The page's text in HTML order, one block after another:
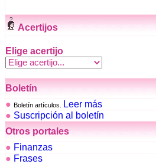
Acertijos
Elige acertijo
Boletín
● Boletín artículos.
Leer más
● Suscripción al boletín
Otros portales
● Finanzas
● Frases